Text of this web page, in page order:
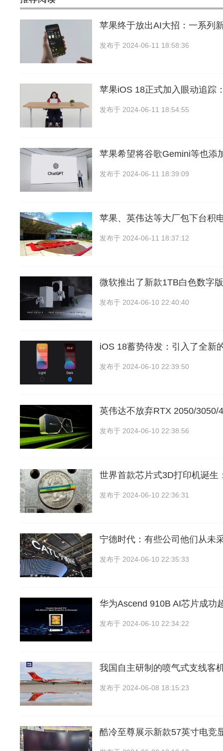
苹果终于放出AI大招：一系列
发布于 2024-06-11 18:58:36
苹果iOS 18正式加入眼动追踪
发布于 2024-06-11 18:54:55
苹果希望将谷歌Gemini等也添
发布于 2024-06-11 18:39:09
苹果、英伟达等大厂包下台积
发布于 2024-06-11 18:37:12
微软推出了新款1TB白色数字
发布于 2024-06-10 22:40:40
iOS 18蓄势待发：引入了全新
发布于 2024-06-10 22:39:50
英伟达不放弃RTX 2050/3050/
发布于 2024-06-10 22:38:56
世界首款芯片式3D打印机诞生
发布于 2024-06-10 22:36:31
宁德时代：有些公司他们从未
发布于 2024-06-10 22:35:33
华为Ascend 910B AI芯片成功
发布于 2024-06-10 22:34:22
我国自主研制的喷气式支线客
发布于 2024-06-08 18:15:23
酷冷至尊展示新款57英寸电竞